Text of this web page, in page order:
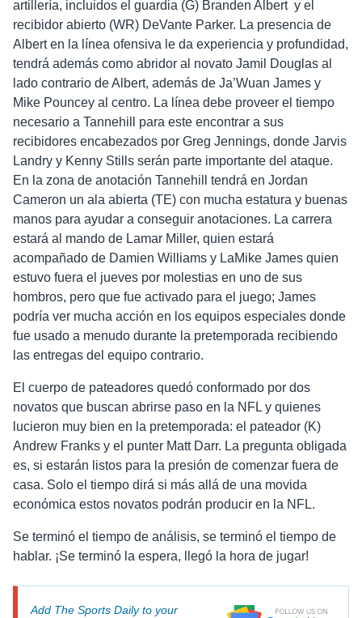
artillería, incluidos el guardia (G) Branden Albert y el
recibidor abierto (WR) DeVante Parker. La presencia de
Albert en la línea ofensiva le da experiencia y profundidad,
tendrá además como abridor al novato Jamil Douglas al
lado contrario de Albert, además de Ja’Wuan James y
Mike Pouncey al centro. La línea debe proveer el tiempo
necesario a Tannehill para este encontrar a sus
recibidores encabezados por Greg Jennings, donde Jarvis
Landry y Kenny Stills serán parte importante del ataque.
En la zona de anotación Tannehill tendrá en Jordan
Cameron un ala abierta (TE) con mucha estatura y buenas
manos para ayudar a conseguir anotaciones. La carrera
estará al mando de Lamar Miller, quien estará
acompañado de Damien Williams y LaMike James quien
estuvo fuera el jueves por molestias en uno de sus
hombros, pero que fue activado para el juego; James
podría ver mucha acción en los equipos especiales donde
fue usado a menudo durante la pretemporada recibiendo
las entregas del equipo contrario.
El cuerpo de pateadores quedó conformado por dos
novatos que buscan abrirse paso en la NFL y quienes
lucieron muy bien en la pretemporada: el pateador (K)
Andrew Franks y el punter Matt Darr. La pregunta obligada
es, si estarán listos para la presión de comenzar fuera de
casa. Solo el tiempo dirá si más allá de una movida
económica estos novatos podrán producir en la NFL.
Se terminó el tiempo de análisis, se terminó el tiempo de
hablar. ¡Se terminó la espera, llegó la hora de jugar!
Add The Sports Daily to your